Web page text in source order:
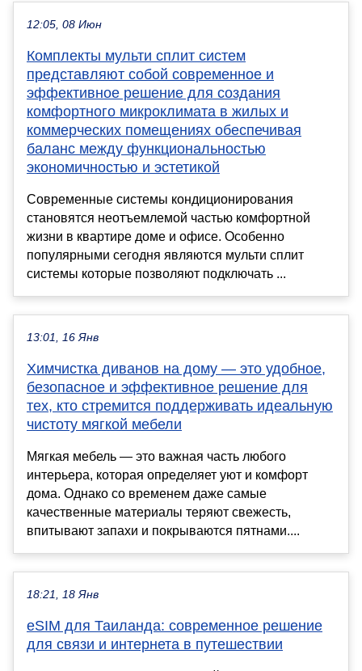
12:05, 08 Июн
Комплекты мульти сплит систем
представляют собой современное и
эффективное решение для создания
комфортного микроклимата в жилых и
коммерческих помещениях обеспечивая
баланс между функциональностью
экономичностью и эстетикой
Современные системы кондиционирования
становятся неотъемлемой частью комфортной
жизни в квартире доме и офисе. Особенно
популярными сегодня являются мульти сплит
системы которые позволяют подключать ...
13:01, 16 Янв
Химчистка диванов на дому — это удобное,
безопасное и эффективное решение для
тех, кто стремится поддерживать идеальную
чистоту мягкой мебели
Мягкая мебель — это важная часть любого
интерьера, которая определяет уют и комфорт
дома. Однако со временем даже самые
качественные материалы теряют свежесть,
впитывают запахи и покрываются пятнами....
18:21, 18 Янв
eSIM для Таиланда: современное решение
для связи и интернета в путешествии